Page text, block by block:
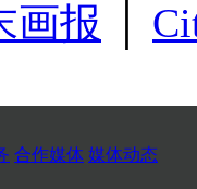
画报
合作媒体 媒体动态